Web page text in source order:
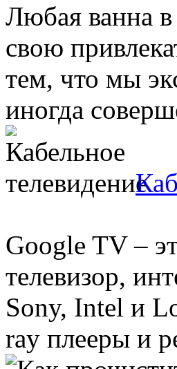
Любая ванна
свою
тем, что мы
иногда
Google TV –
телевизор,
Sony, Intel и
ray плееры и